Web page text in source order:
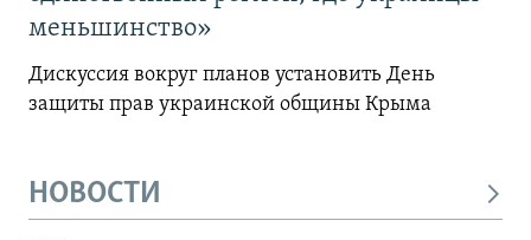
меньшинство»
Дискуссия вокруг планов установить День
защиты прав украинской общины Крыма
НОВОСТИ